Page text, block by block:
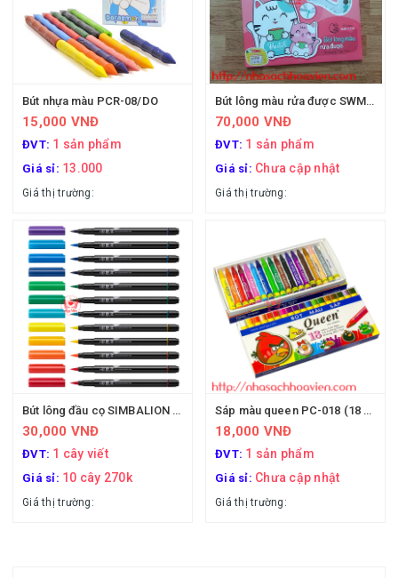
Bút nhựa màu PCR-08/DO
15,000 VNĐ
ĐVT: 1 sản phẩm
Giá sỉ: 13.000
Giá thị trường:
Bút lông màu rửa được SWM-C008 (Thiên Long)
70,000 VNĐ
ĐVT: 1 sản phẩm
Giá sỉ: Chưa cập nhật
Giá thị trường:
Bút lông đầu cọ SIMBALION Đài loan
30,000 VNĐ
ĐVT: 1 cây viết
Giá sỉ: 10 cây 270k
Giá thị trường:
Sáp màu queen PC-018 (18 màu)
18,000 VNĐ
ĐVT: 1 sản phẩm
Giá sỉ: Chưa cập nhật
Giá thị trường: